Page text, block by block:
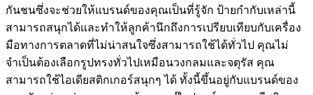
กันชนซึ่งจะช่วยให้แบรนด์ของคุณเป็นที่รู้จัก ป้ายกำกับเหล่านี้
สามารถสนุกได้และทำให้ลูกค้านึกถึงการเปรียบเทียบกับเครื่อง
มือทางการตลาดที่ไม่น่าสนใจซึ่งสามารถใช้ได้ทั่วไป คุณไม่
จำเป็นต้องเลือกรูปทรงทั่วไปเหมือนวงกลมและจตุรัส คุณ
สามารถใช้ไอเดียสติกเกอร์สนุกๆ ได้ ทั้งนี้ขึ้นอยู่กับแบรนด์ของ